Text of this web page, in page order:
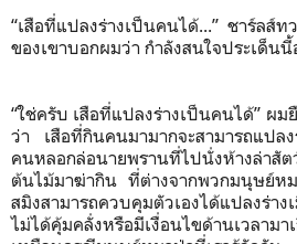
“เสือที่แปลงร่างเป็นคนได้...” ชาร์ลส์
ของเขาบอกผมว่า กำลังสนใจประเด็นนี้
“ใช่ครับ เสือที่แปลงร่างเป็นคนได้” ผ
ว่า เสือที่กินคนมามากจะสามารถแปล
คนหลอกล่อนายพรานที่ไปนั่งห้างล่าสัต
ต้นไม้มาฆ่ากิน ที่ต่างจากพวกมนุษย์ห
สมิงสามารถควบคุมตัวเองได้แปลงร่า
ไม่ได้คุ้มคลั่งหรือมีเงื่อนไขด้านเวลามา